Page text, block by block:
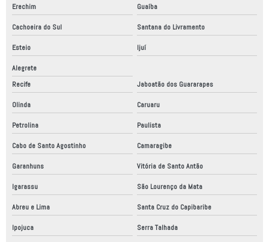
Erechim Guaíba
Cachoeira do Sul Santana do Livramento
Esteio Ijuí
Alegrete
Recife
Jaboatão dos Guararapes
Olinda Caruaru
Petrolina Paulista
Cabo de Santo Agostinho Camaragibe
Garanhuns Vitória de Santo Antão
Igarassu São Lourenço da Mata
Abreu e Lima Santa Cruz do Capibaribe
Ipojuca Serra Talhada